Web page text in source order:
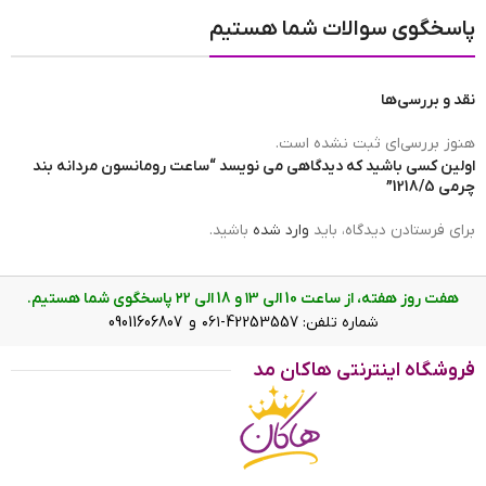
مبدا برند ساعت
عرض بند
ساعت رومانسون مردانه بند چرمی 1218/5 روی دست
ویژگی ساعت رومانسون مردانه بند
پاسخگوی سوالات شما هستیم
نقد و بررسی‌ها
هنوز بررسی‌ای ثبت نشده است.
اولین کسی باشید که دیدگاهی می نویسد “ساعت رومانسون مردانه بند
چرمی 1218/5”
برای فرستادن دیدگاه، باید وارد شده باشید.
هفت روز هفته، از ساعت 10 الی ۱3 و 18 الی ۲2 پاسخگوی شما هستیم.
شماره تلفن: 42253557-۰۶۱ و 09011606807
فروشگاه اینترنتی هاکان مد